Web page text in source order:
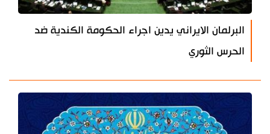
البرلمان الايراني يدين اجراء الحكومة الكندية ضد
الحرس الثوري